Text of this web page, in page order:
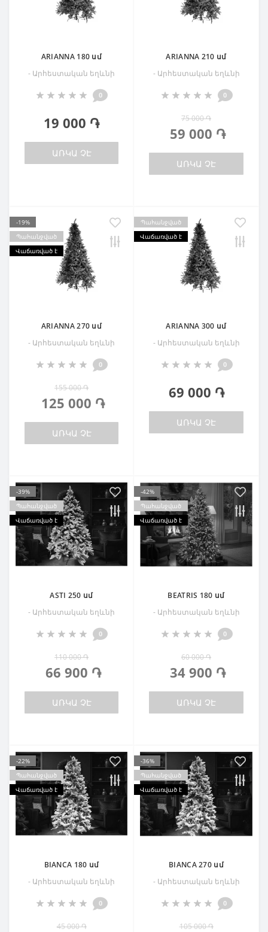
ARIANNA 180 սմ
- Արհեստական եղևնի
0
19 000 ֏
ԱՌԿԱ ՉԷ
ARIANNA 210 սմ
- Արհեստական եղևնի
0
75 000 ֏
59 000 ֏
ԱՌԿԱ ՉԷ
-19%
Պահանջված
Վաճառված է
ARIANNA 270 սմ
- Արհեստական եղևնի
0
155 000 ֏
125 000 ֏
ԱՌԿԱ ՉԷ
Պահանջված
Վաճառված է
ARIANNA 300 սմ
- Արհեստական եղևնի
0
69 000 ֏
ԱՌԿԱ ՉԷ
-39%
Պահանջված
Վաճառված է
ASTI 250 սմ
- Արհեստական եղևնի
0
110 000 ֏
66 900 ֏
ԱՌԿԱ ՉԷ
-42%
Պահանջված
Վաճառված է
BEATRIS 180 սմ
- Արհեստական եղևնի
0
60 000 ֏
34 900 ֏
ԱՌԿԱ ՉԷ
-22%
Պահանջված
Վաճառված է
BIANCA 180 սմ
- Արհեստական եղևնի
0
45 000 ֏
-36%
Պահանջված
Վաճառված է
BIANCA 270 սմ
- Արհեստական եղևնի
0
105 000 ֏